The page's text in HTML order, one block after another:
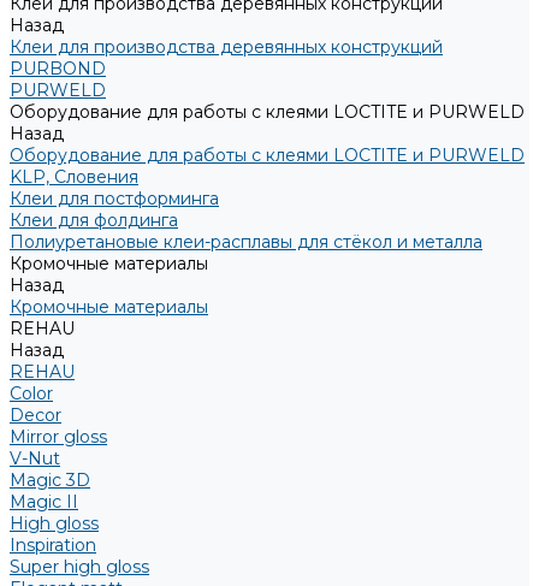
Назад
Клеи для производства деревянных конструкций
PURBOND
PURWELD
Оборудование для работы с клеями LOCTITE и PURWELD
Назад
Оборудование для работы с клеями LOCTITE и PURWELD
KLP, Словения
Клеи для постформинга
Клеи для фолдинга
Полиуретановые клеи-расплавы для стёкол и металла
Кромочные материалы
Назад
Кромочные материалы
REHAU
Назад
REHAU
Color
Decor
Mirror gloss
V-Nut
Magic 3D
Magic II
High gloss
Inspiration
Super high gloss